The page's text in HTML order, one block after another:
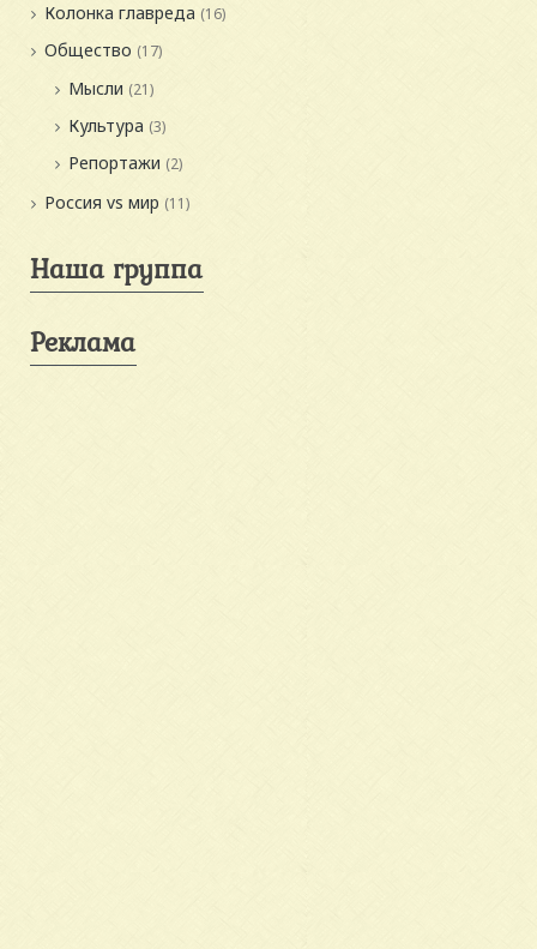
Колонка главреда (16)
Общество (17)
Мысли (21)
Культура (3)
Репортажи (2)
Россия vs мир (11)
Наша группа
Реклама